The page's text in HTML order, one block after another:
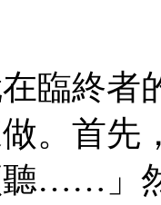
終者
。首先
……」